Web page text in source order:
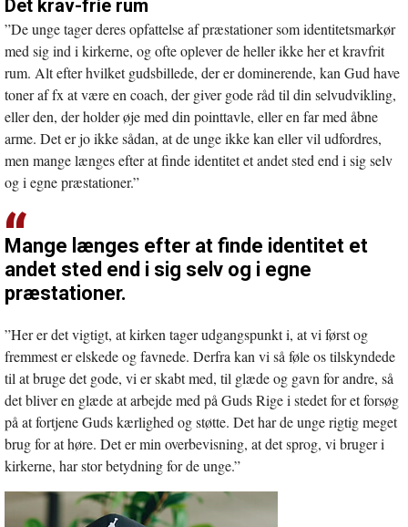
Det krav-frie rum
”De unge tager deres opfattelse af præstationer som identitetsmarkør
med sig ind i kirkerne, og ofte oplever de heller ikke her et kravfrit
rum. Alt efter hvilket gudsbillede, der er dominerende, kan Gud have
toner af fx at være en coach, der giver gode råd til din selvudvikling,
eller den, der holder øje med din pointtavle, eller en far med åbne
arme. Det er jo ikke sådan, at de unge ikke kan eller vil udfordres,
men mange længes efter at finde identitet et andet sted end i sig selv
og i egne præstationer.”
Mange længes efter at finde identitet et
andet sted end i sig selv og i egne
præstationer.
”Her er det vigtigt, at kirken tager udgangspunkt i, at vi først og
fremmest er elskede og favnede. Derfra kan vi så føle os tilskyndede
til at bruge det gode, vi er skabt med, til glæde og gavn for andre, så
det bliver en glæde at arbejde med på Guds Rige i stedet for et forsøg
på at fortjene Guds kærlighed og støtte. Det har de unge rigtig meget
brug for at høre. Det er min overbevisning, at det sprog, vi bruger i
kirkerne, har stor betydning for de unge.”